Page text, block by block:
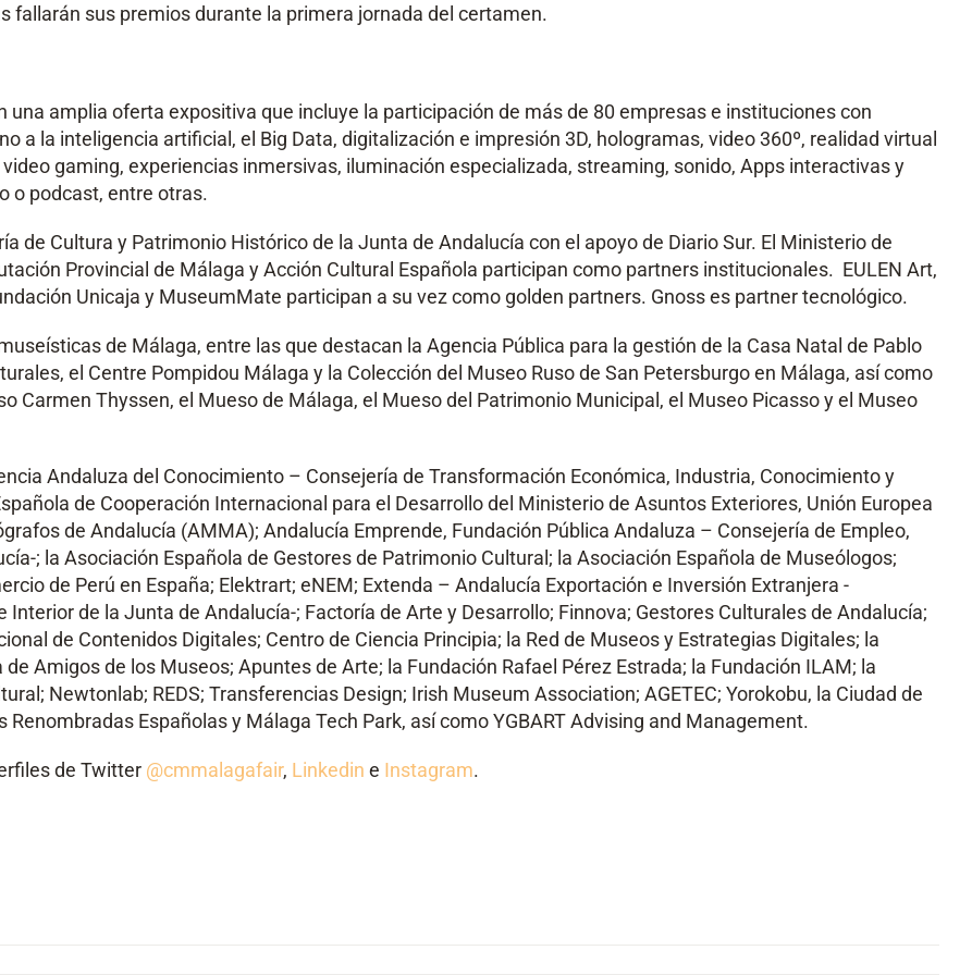
sus premios durante la primera jornada del certamen.
amplia oferta expositiva que incluye la participación de más de 80 empresas e instituciones con
a la inteligencia artificial, el Big Data, digitalización e impresión 3D, hologramas, video 360º, realidad virtual
gaming, experiencias inmersivas, iluminación especializada, streaming, sonido, Apps interactivas y
o podcast, entre otras.
de Cultura y Patrimonio Histórico de la Junta de Andalucía con el apoyo de Diario Sur. El Ministerio de
Provincial de Málaga y Acción Cultural Española participan como partners institucionales. EULEN Art,
Unicaja y MuseumMate participan a su vez como golden partners. Gnoss es partner tecnológico.
de Málaga, entre las que destacan la Agencia Pública para la gestión de la Casa Natal de Pablo
el Centre Pompidou Málaga y la Colección del Museo Ruso de San Petersburgo en Málaga, así como
Carmen Thyssen, el Mueso de Málaga, el Mueso del Patrimonio Municipal, el Museo Picasso y el Museo
Andaluza del Conocimiento – Consejería de Transformación Económica, Industria, Conocimiento y
de Cooperación Internacional para el Desarrollo del Ministerio de Asuntos Exteriores, Unión Europea
de Andalucía (AMMA); Andalucía Emprende, Fundación Pública Andaluza – Consejería de Empleo,
; la Asociación Española de Gestores de Patrimonio Cultural; la Asociación Española de Museólogos;
de Perú en España; Elektrart; eNEM; Extenda – Andalucía Exportación e Inversión Extranjera -
de la Junta de Andalucía-; Factoría de Arte y Desarrollo; Finnova; Gestores Culturales de Andalucía;
de Contenidos Digitales; Centro de Ciencia Principia; la Red de Museos y Estrategias Digitales; la
Amigos de los Museos; Apuntes de Arte; la Fundación Rafael Pérez Estrada; la Fundación ILAM; la
Newtonlab; REDS; Transferencias Design; Irish Museum Association; AGETEC; Yorokobu, la Ciudad de
Renombradas Españolas y Málaga Tech Park, así como YGBART Advising and Management.
de Twitter @cmmalagafair, Linkedin e Instagram.